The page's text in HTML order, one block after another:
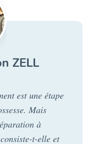
ZELL
est une étape
Mais
à
t-elle et